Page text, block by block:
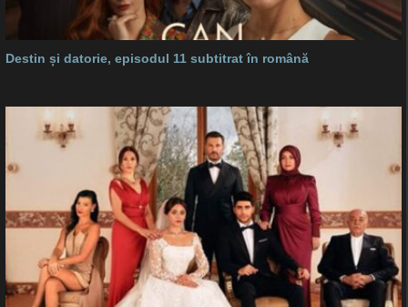
Destin și datorie, episodul 11 subtitrat în română